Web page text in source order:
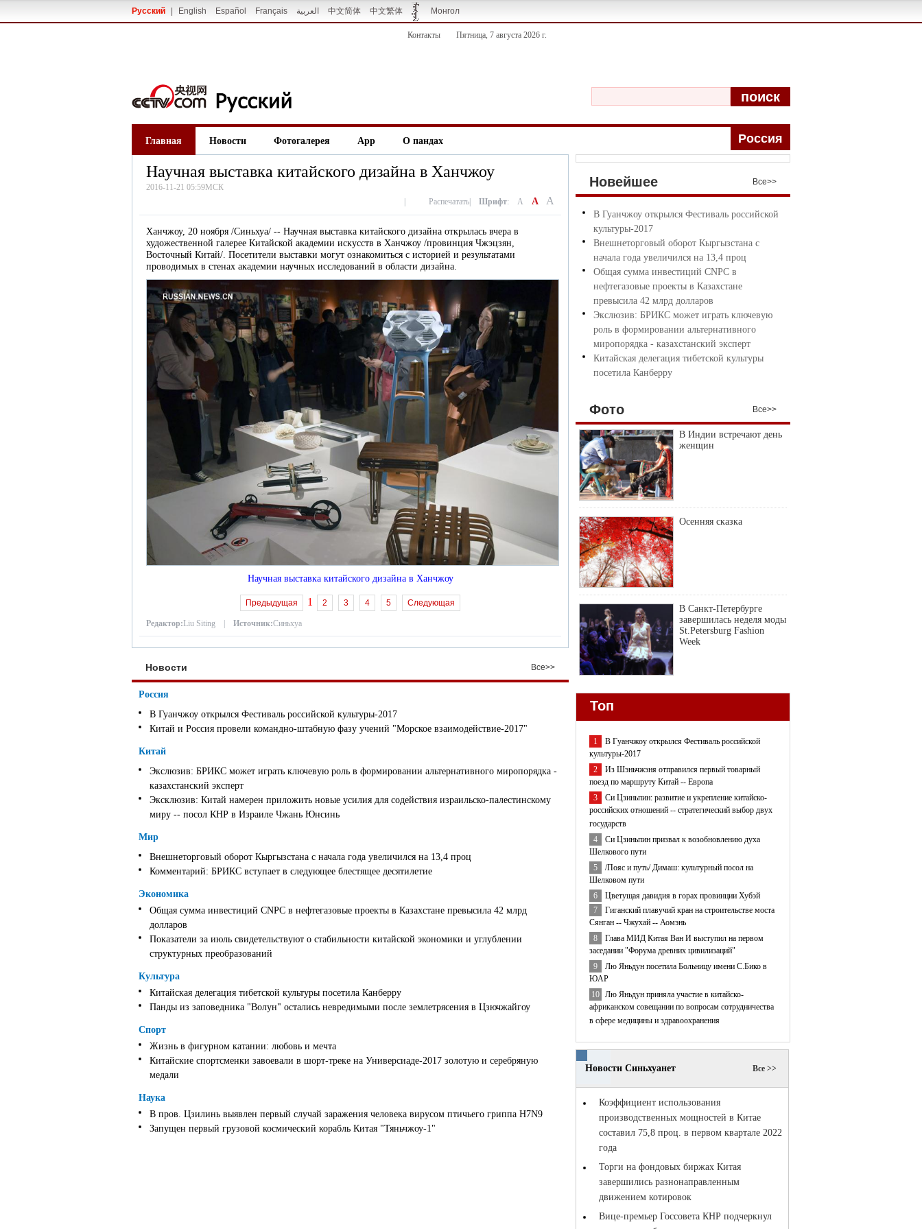
Русский English Español Français العربية 中文简体 中文繁体 Монгол
Контакты Пятница, 7 августа 2026 г.
поиск
Главная Новости Фотогалерея App О пандах Pоccия
Научная выставка китайского дизайна в Ханчжоу
2016-11-21 05:59МСК
Распечатать Шрифт: A A A
Ханчжоу, 20 ноября /Синьхуа/ -- Научная выставка китайского дизайна открылась вчера в
художественной галерее Китайской академии искусств в Ханчжоу /провинция Чжэцзян,
Восточный Китай/. Посетители выставки могут ознакомиться с историей и результатами
проводимых в стенах академии научных исследований в области дизайна.
Научная выставка китайского дизайна в Ханчжоу
Предыдущая 1 2 3 4 5 Следующая
Редактор:Liu Siting | Источник:Синьхуа
Новости Все>>
Россия
В Гуанчжоу открылся Фестиваль российской культуры-2017
Китай и Россия провели командно-штабную фазу учений "Морское взаимодействие-2017"
Китай
Экслюзив: БРИКС может играть ключевую роль в формировании альтернативного миропорядка -
казахстанский эксперт
Эксклюзив: Китай намерен приложить новые усилия для содействия израильско-палестинскому
миру -- посол КНР в Израиле Чжань Юнсинь
Мир
Внешнеторговый оборот Кыргызстана с начала года увеличился на 13,4 проц
Комментарий: БРИКС вступает в следующее блестящее десятилетие
Экономика
Общая сумма инвестиций CNPC в нефтегазовые проекты в Казахстане превысила 42 млрд
долларов
Показатели за июль свидетельствуют о стабильности китайской экономики и углублении
структурных преобразований
Культура
Китайская делегация тибетской культуры посетила Канберру
Панды из заповедника "Волун" остались невредимыми после землетрясения в Цзючжайгоу
Спорт
Жизнь в фигурном катании: любовь и мечта
Китайские спортсменки завоевали в шорт-треке на Универсиаде-2017 золотую и серебряную
медали
Наука
В пров. Цзилинь выявлен первый случай заражения человека вирусом птичьего гриппа H7N9
Запущен первый грузовой космический корабль Китая "Тяньчжоу-1"
Новейшее Bce>>
В Гуанчжоу открылся Фестиваль российской
культуры-2017
Внешнеторговый оборот Кыргызстана с
начала года увеличился на 13,4 проц
Общая сумма инвестиций CNPC в
нефтегазовые проекты в Казахстане
превысила 42 млрд долларов
Экслюзив: БРИКС может играть ключевую
роль в формировании альтернативного
миропорядка - казахстанский эксперт
Китайская делегация тибетской культуры
посетила Канберру
Фото Все>>
В Индии встречают день
женщин
Осенняя сказка
В Санкт-Петербурге
завершилась неделя моды
St.Petersburg Fashion
Week
Топ
1 В Гуанчжоу открылся Фестиваль российской
культуры-2017
2 Из Шэньчжэня отправился первый товарный
поезд по маршруту Китай -- Европа
3 Си Цзиньпин: развитие и укрепление китайско-
российских отношений -- стратегический выбор двух
государств
4 Си Цзиньпин призвал к возобновлению духа
Шелкового пути
5 /Пояс и путь/ Димаш: культурный посол на
Шелковом пути
6
Цветущая давидия в горах провинции Хубэй
7
Гиганский плавучий кран на строительстве моста
Сянган -- Чжухай -- Аомэнь
8 Глава МИД Китая Ван И выступил на первом
заседании "Форума древних цивилизаций"
9 Лю Яньдун посетила Больницу имени С.Бико в
ЮАР
10 Лю Яньдун приняла участие в китайско-
африканском совещании по вопросам сотрудничества
в сфере медицины и здравоохранения